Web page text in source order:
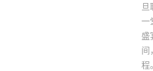
一
盛
间
程